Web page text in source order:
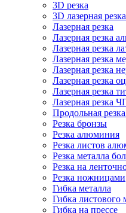
3D резка
3D лазерная резка
Лазерная резка
Лазерная резка
Лазерная резка
Лазерная резка
Лазерная резка
Лазерная резка
Лазерная резка
Лазерная резка
Продольная
Резка бронзы
Резка алюминия
Резка листов
Резка металла
Резка на
Резка ножницами
Гибка металла
Гибка листового
Гибка на прессе